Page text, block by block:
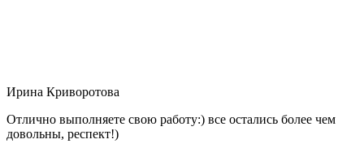
Ирина Криворотова
Отлично выполняете свою работу:) все остались более чем
довольны, респект!)